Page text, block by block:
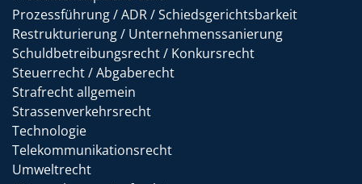
Prozessführung / ADR / Schiedsgerichtsbarkeit
Restrukturierung / Unternehmenssanierung
Schuldbetreibungsrecht / Konkursrecht
Steuerrecht / Abgaberecht
Strafrecht allgemein
Strassenverkehrsrecht
Technologie
Telekommunikationsrecht
Umweltrecht